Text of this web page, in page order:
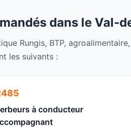
dans le Val-
Rungis, BTP,
les suivants :
à conducteur